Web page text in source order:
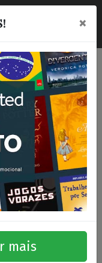
☰
×
mais